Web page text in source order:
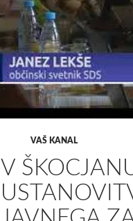
VAŠ KANAL
V